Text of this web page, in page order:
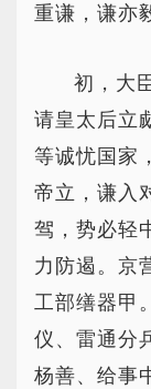
重谦，谦亦
初，大
请皇太后立
等诚忧国家
帝立，谦入
驾，势必轻
力防遏。京
工部缮器甲
仪、雷通分
杨善、给事